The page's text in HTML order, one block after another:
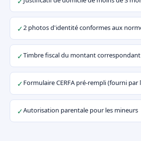
✓2 photos d'identité conformes aux
✓Timbre fiscal du montant correspondant
✓ Formulaire CERFA pré-rempli (fourni par
✓Autorisation parentale pour les mineurs